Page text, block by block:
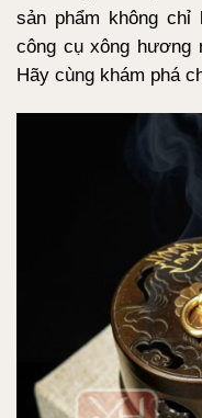
sản phẩm không
công cụ xông hương
Hãy cùng khám phá